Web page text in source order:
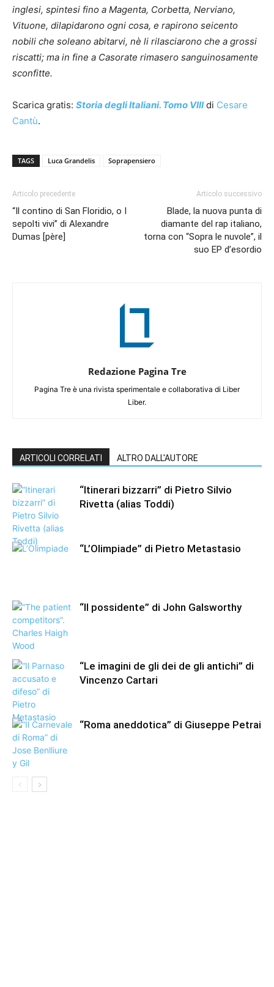
inglesi, spintesi fino a Magenta, Corbetta, Nerviano,
Vituone, dilapidarono ogni cosa, e rapirono seicento
nobili che soleano abitarvi, nè li rilasciarono che a grossi
riscatti; ma in fine a Casorate rimasero sanguinosamente
sconfitte.
Scarica gratis: Storia degli Italiani. Tomo VIIIdi Cesare
Cantù.
TAGS Luca Grandelis Soprapensiero
Articolo precedente
“Il contino di San Floridio, o I
sepolti vivi” di Alexandre
Dumas [père]
Articolo successivo
Blade, la nuova punta di
diamante del rap italiano,
torna con “Sopra le nuvole”, il
suo EP d’esordio
Redazione Pagina Tre
Pagina Tre è una rivista sperimentale e collaborativa di Liber
Liber.
ARTICOLI CORRELATI ALTRO DALL'AUTORE
“Itinerari bizzarri” di Pietro Silvio
Rivetta (alias Toddi)
“L’Olimpiade” di Pietro Metastasio
“Il possidente” di John Galsworthy
“Le imagini de gli dei de gli antichi” di
Vincenzo Cartari
“Roma aneddotica” di Giuseppe Petrai